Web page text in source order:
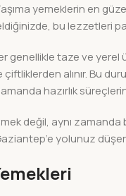
yemeklerin en
bu lezzetleri
genellikle taze ve
alınır. Bu
hazırlık
değil, aynı
yolunuz